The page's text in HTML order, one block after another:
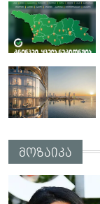
მოზაიკა